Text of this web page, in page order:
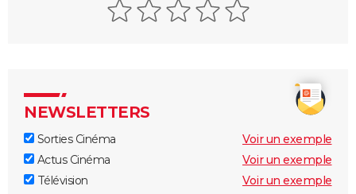
Qu'est-ce qu'on a fait au Bon Dieu 3 : une suite est-
Fratè
Les Tuche 4 : la mort de Michel Blanc a été "terrible"
NEWSLETTERS
Sorties Cinéma
Voir un exemple
Actus Cinéma
Voir un exemple
Télévision
Voir un exemple